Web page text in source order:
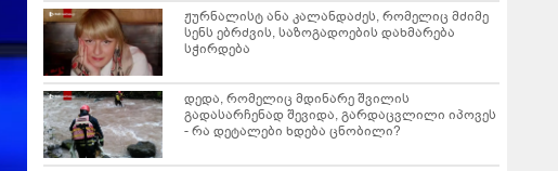
ჟურნალისტ ანა კალანდაძეს, რომელიც მძიმე
სენს ებრძვის, საზოგადოების დახმარება
სჭირდება
დედა, რომელიც მდინარე შვილის
გადასარჩენად შევიდა, გარდაცვლილი იპოვეს
- რა დეტალები ხდება ცნობილი?